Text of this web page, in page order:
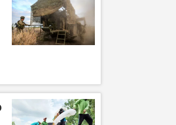
Donbass